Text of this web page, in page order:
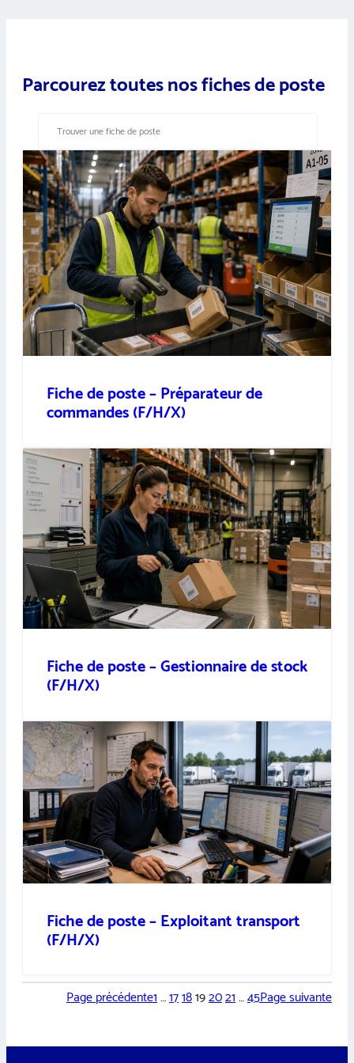
Parcourez toutes nos fiches de poste
Fiche de poste – Préparateur de
commandes (F/H/X)
Fiche de poste – Gestionnaire de stock
(F/H/X)
Fiche de poste – Exploitant transport
(F/H/X)
Page précédente1…1718192021…45Page suivante